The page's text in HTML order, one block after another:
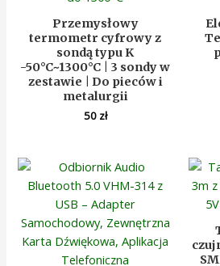
Przemysłowy
termometr cyfrowy z
sondą typu K
-50°C~1300°C | 3 sondy w
zestawie | Do pieców i
metalurgii
50 zł